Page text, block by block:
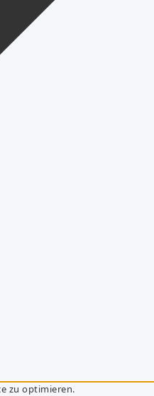
zu optimieren.